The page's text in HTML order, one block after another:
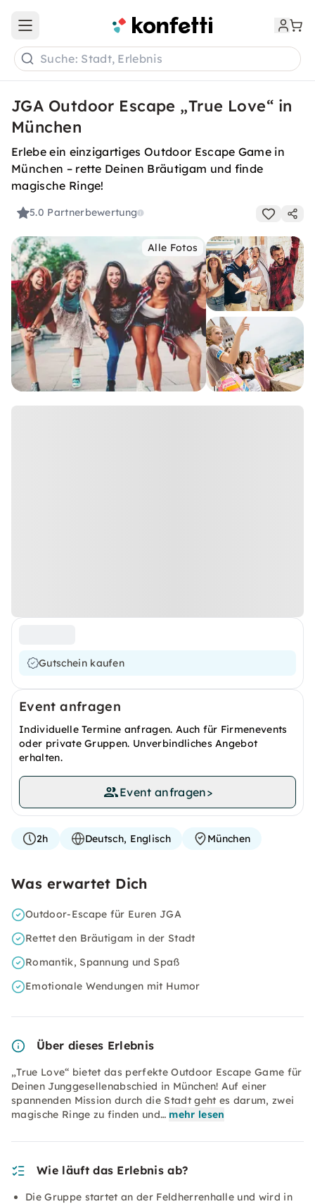
Open main menu
Suche: Stadt, Erlebnis
JGA Outdoor Escape „True Love“ in
München
Erlebe ein einzigartiges Outdoor Escape Game in
München – rette Deinen Bräutigam und finde
magische Ringe!
5.0 Partnerbewertung
Alle Fotos
Gutschein kaufen
Event anfragen
Individuelle Termine anfragen. Auch für Firmenevents
oder private Gruppen. Unverbindliches Angebot
erhalten.
Event anfragen>
2h Deutsch, Englisch München
Was erwartet Dich
Outdoor-Escape für Euren JGA
Rettet den Bräutigam in der Stadt
Romantik, Spannung und Spaß
Emotionale Wendungen mit Humor
Über dieses Erlebnis
„True Love“ bietet das perfekte Outdoor Escape Game für
Deinen Junggesellenabschied in München! Auf einer
spannenden Mission durch die Stadt geht es darum, zwei
magische Ringe zu finden und… mehr lesen
Wie läuft das Erlebnis ab?
Die Gruppe startet an der Feldherrenhalle und wird in